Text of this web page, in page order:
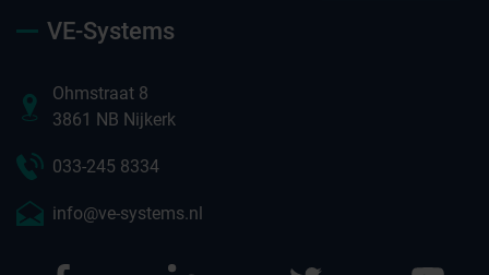
VE-Systems
Ohmstraat 8
3861 NB Nijkerk
033-245 8334
info@ve-systems.nl